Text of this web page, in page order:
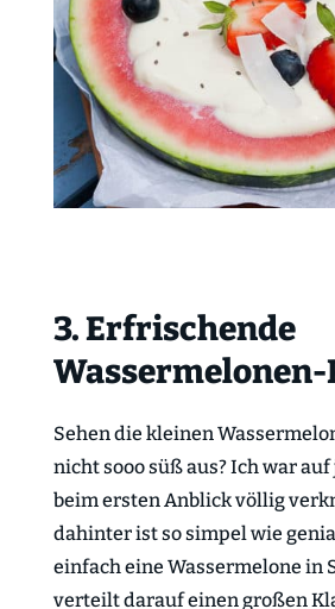
3. Erfrischende
Wassermelonen-
Sehen die kleinen
nicht sooo süß aus? Ich war
beim ersten Anblick völlig
dahinter ist so simpel wie
einfach eine Wassermelone in
verteilt darauf einen großen